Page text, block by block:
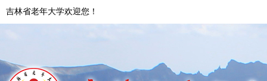
吉林省老年大学欢迎您！